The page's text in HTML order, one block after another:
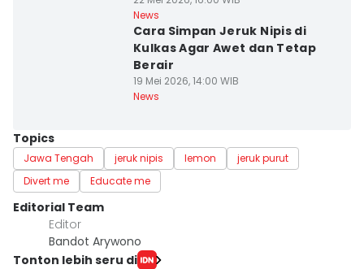
News
Cara Simpan Jeruk Nipis di
Kulkas Agar Awet dan Tetap
Berair
19 Mei 2026, 14:00 WIB
News
Topics
Jawa Tengah jeruk nipis lemon
jeruk purut
Divert me
Educate me
Editorial Team
Editor
Bandot Arywono
Tonton lebih seru di